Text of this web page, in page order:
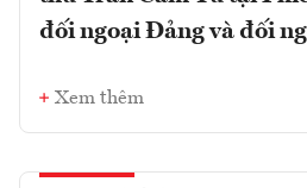
đối ngoại Đảng và đối
Xem thêm